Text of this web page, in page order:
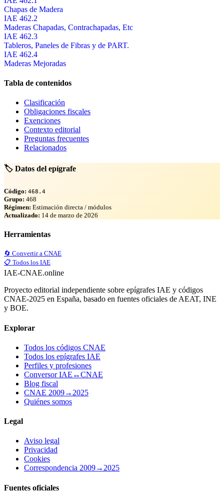
Chapas de Madera
IAE 462.2
Maderas Chapadas, Contrachapadas, Etc
IAE 462.3
Tableros, Paneles de Fibras y de PART.
IAE 462.4
Maderas Mejoradas
Tabla de contenidos
Clasificación
Obligaciones fiscales
Exenciones
Contexto editorial
Preguntas frecuentes
Relacionados
🏷️ Datos del epígrafe
Código: 468.4
Grupo: 468
Régimen: Estimación directa / módulos
Actualizado: 14 de marzo de 2026
Herramientas
🔄 Convertir a CNAE
📋 Todos los IAE
IAE-CNAE.online
Proyecto editorial independiente sobre epígrafes IAE y códigos
CNAE-2025 en España, basado en fuentes oficiales de AEAT, INE
y BOE.
Explorar
Todos los códigos CNAE
Todos los epígrafes IAE
Perfiles y profesiones
Conversor IAE↔CNAE
Blog fiscal
CNAE 2009→2025
Quiénes somos
Legal
Aviso legal
Privacidad
Cookies
Correspondencia 2009→2025
Fuentes oficiales